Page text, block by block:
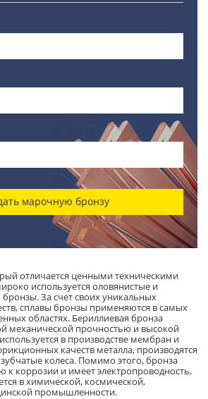
марочную бронзу
отличается ценными техническими
используется оловянистые и
За счет своих уникальных
сплавы бронзы применяются в самых
областях. Бериллиевая бронза
механической прочностью и высокой
в производстве мембран и
качеств металла, производятся
колеса. Помимо этого, бронза
к коррозии и имеет электропроводность,
в химической, космической,
промышленности.